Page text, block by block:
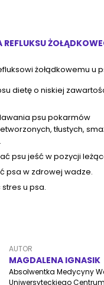
REFLUKSU
żołądkowemu u
dietę o niskiej
psu pokarmów
tłustych,
psu jeść w pozycji
psa w zdrowej wadze.
u psa.
AUTOR
MAGDALENA IGNASIK
Absolwentka Medycyny
Uniwersyteckiego